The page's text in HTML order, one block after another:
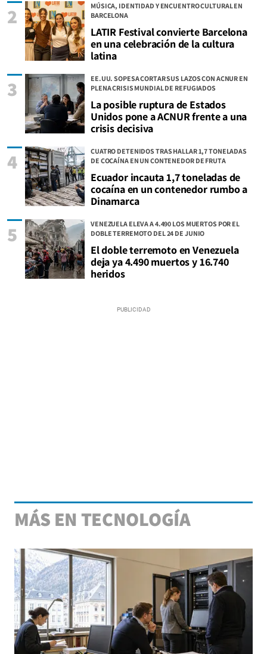
MÚSICA, IDENTIDAD Y ENCUENTRO CULTURAL EN
BARCELONA
LATIR Festival convierte Barcelona
en una celebración de la cultura
latina
2
EE.UU. SOPESA CORTAR SUS LAZOS CON ACNUR EN
PLENA CRISIS MUNDIAL DE REFUGIADOS
La posible ruptura de Estados
Unidos pone a ACNUR frente a una
crisis decisiva
3
CUATRO DETENIDOS TRAS HALLAR 1,7 TONELADAS
DE COCAÍNA EN UN CONTENEDOR DE FRUTA
Ecuador incauta 1,7 toneladas de
cocaína en un contenedor rumbo a
Dinamarca
4
VENEZUELA ELEVA A 4.490 LOS MUERTOS POR EL
DOBLE TERREMOTO DEL 24 DE JUNIO
El doble terremoto en Venezuela
deja ya 4.490 muertos y 16.740
heridos
5
MÁS EN TECNOLOGÍA